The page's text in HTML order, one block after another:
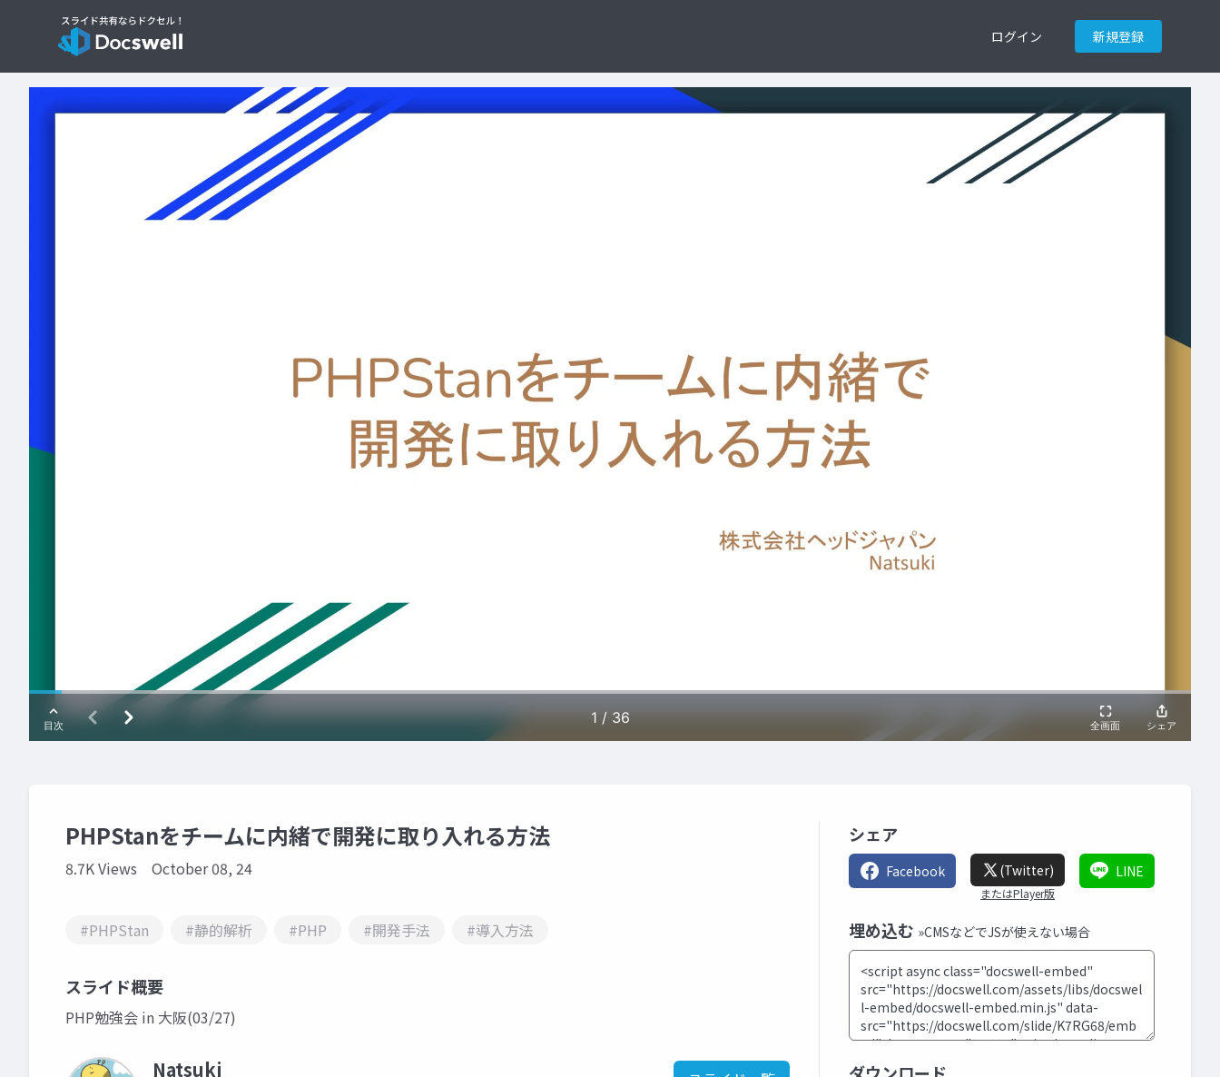
ログイン 新規登録
PHPStanをチームに内緒で開発に取り入れる方法
8.7K Views October 08, 24
#PHPStan #静的解析 #PHP #開発手法 #導入方法
スライド概要
PHP勉強会 in 大阪(03/27)
Natsuki
シェア
Facebook (Twitter)
またはPlayer版
LINE
埋め込む »CMSなどでJSが使えない場合